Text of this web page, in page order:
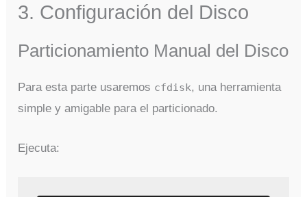
3. Configuración del Disco
Particionamiento Manual del Disco
Para esta parte usaremos cfdisk, una herramienta
simple y amigable para el particionado.
Ejecuta: